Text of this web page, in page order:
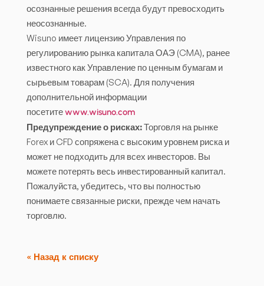
осознанные решения всегда будут превосходить
неосознанные.
Wisuno имеет лицензию Управления по
регулированию рынка капитала ОАЭ (CMA), ранее
известного как Управление по ценным бумагам и
сырьевым товарам (SCA). Для получения
дополнительной информации
посетитеwww.wisuno.com
Предупреждение о рисках:Торговля на рынке
Forex и CFD сопряжена с высоким уровнем риска и
может не подходить для всех инвесторов. Вы
можете потерять весь инвестированный капитал.
Пожалуйста, убедитесь, что вы полностью
понимаете связанные риски, прежде чем начать
торговлю.
« Назад к списку